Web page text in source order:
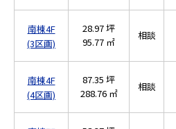
南棟4F
(3区画)
28.97 坪
95.77 ㎡
相談
南棟4F
(4区画)
87.35 坪
288.76 ㎡
相談